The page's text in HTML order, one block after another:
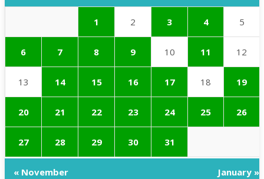
1 2 3 4 5
6 7 8 9 10 11 12
13 14 15 16 17 18 19
20 21 22 23 24 25 26
27 28 29 30 31
« November January »